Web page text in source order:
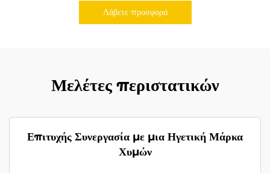
Λάβετε προσφορά
Μελέτες περιστατικών
Επιτυχής Συνεργασία με μια Ηγετική Μάρκα
Χυμών